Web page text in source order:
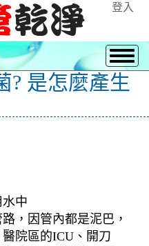
登入
? 是怎麼產生
中
，因管內都是泥巴，
院區的ICU、開刀